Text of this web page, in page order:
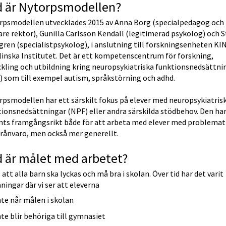
är Nytorpsmodellen?
utvecklades 2015 av Anna Borg (specialpedagog och
rektor), Gunilla Carlsson Kendall (legitimerad psykolog) och
(specialistpsykolog), i anslutning till forskningsenheten
Institutet. Det är ett kompetenscentrum för forskning,
och utbildning kring neuropsykiatriska
som till exempel autism, språkstörning och adhd.
har ett särskilt fokus på elever med
(NPF) eller andra särskilda stödbehov. Den har
framgångsrikt både för att arbeta med elever med
men också mer generellt.
är målet med arbetet?
att alla barn ska lyckas och må bra i skolan. Över tid har det varit
där vi ser att eleverna
når målen i skolan
blir behöriga till gymnasiet